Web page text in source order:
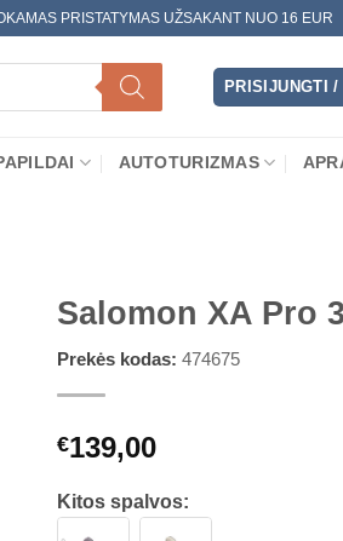
PRISTATYMAS UŽSAKANT NUO 16 EUR
PRISIJUNGTI /
AUTOTURIZMAS
Salomon XA Pro
Prekės kodas: 474675
€139,00
Kitos spalvos: